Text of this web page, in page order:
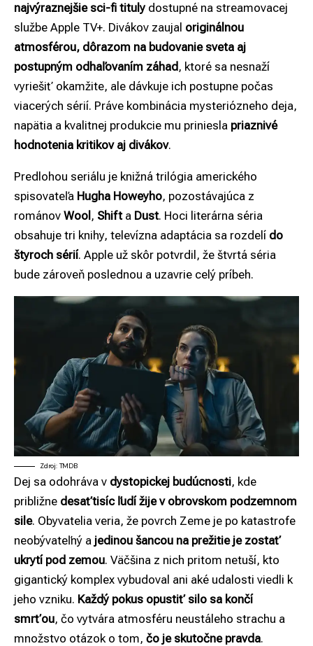
najvýraznejšie sci-fi tituly dostupné na streamovacej
službe Apple TV+. Divákov zaujal originálnou
atmosférou, dôrazom na budovanie sveta aj
postupným odhaľovaním záhad , ktoré sa nesnaží
vyriešiť okamžite, ale dávkuje ich postupne počas
viacerých sérií. Práve kombinácia mysteriózneho deja,
napätia a kvalitnej produkcie mu priniesla priaznivé
hodnotenia kritikov aj divákov.
Predlohou seriálu je knižná trilógia amerického
spisovateľa Hugha Howeyho, pozostávajúca z
románov Wool , Shift a Dust. Hoci literárna séria
obsahuje tri knihy, televízna adaptácia sa rozdelí do
štyroch sérií. Apple už skôr potvrdil, že štvrtá séria
bude zároveň poslednou a uzavrie celý príbeh.
Zdroj: TMDB
Dej sa odohráva v dystopickej budúcnosti, kde
približne desaťtisíc ľudí žije v obrovskom podzemnom
sile. Obyvatelia veria, že povrch Zeme je po katastrofe
neobývateľný a jedinou šancou na prežitie je zostať
ukrytí pod zemou. Väčšina z nich pritom netuší, kto
gigantický komplex vybudoval ani aké udalosti viedli k
jeho vzniku. Každý pokus opustiť silo sa končí
smrťou, čo vytvára atmosféru neustáleho strachu a
množstvo otázok o tom, čo je skutočne pravda.